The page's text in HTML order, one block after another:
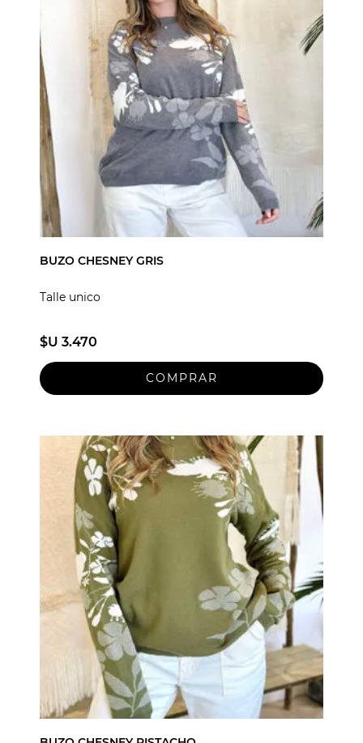
BUZO CHESNEY GRIS
Talle unico
$U 3.470